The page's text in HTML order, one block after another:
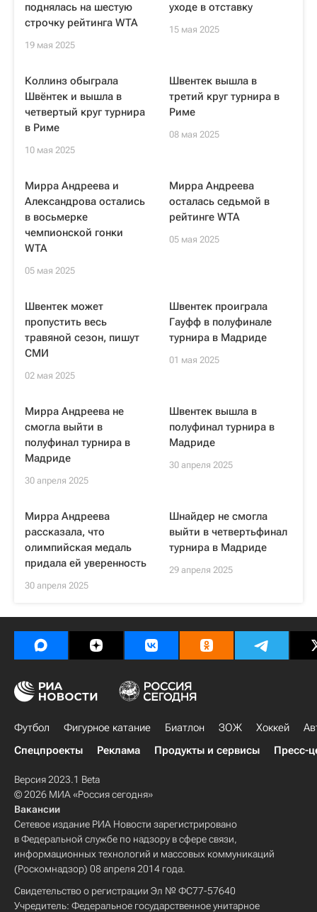
поднялась на шестую
строчку рейтинга WTA
19 мая 2025
уходе в отставку
15 мая 2025
Коллинз обыграла
Швёнтек и вышла в
четвертый круг турнира
в Риме
10 мая 2025
Швентек вышла в
третий круг турнира в
Риме
08 мая 2025
Мирра Андреева и
Александрова остались
в восьмерке
чемпионской гонки
WTA
05 мая 2025
Мирра Андреева
осталась седьмой в
рейтинге WTA
05 мая 2025
Швентек может
пропустить весь
травяной сезон, пишут
СМИ
02 мая 2025
Швентек проиграла
Гауфф в полуфинале
турнира в Мадриде
01 мая 2025
Мирра Андреева не
смогла выйти в
полуфинал турнира в
Мадриде
30 апреля 2025
Швентек вышла в
полуфинал турнира в
Мадриде
30 апреля 2025
Мирра Андреева
рассказала, что
олимпийская медаль
придала ей уверенность
30 апреля 2025
Шнайдер не смогла
выйти в четвертьфинал
турнира в Мадриде
29 апреля 2025
Футбол Фигурное катание Биатлон ЗОЖ Хоккей
Спецпроекты
Реклама Продукты и сервисы Пресс-
Версия 2023.1 Beta
© 2026 МИА «Россия сегодня»
Вакансии
Сетевое издание РИА Новости зарегистрировано
в Федеральной службе по надзору в сфере связи,
информационных технологий и массовых коммуникаций
(Роскомнадзор) 08 апреля 2014 года.
Свидетельство о регистрации Эл № ФС77-57640
Учредитель: Федеральное государственное унитарное